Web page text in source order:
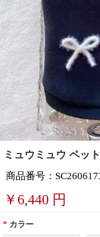
ミュウミュウ ペッ
商品番号：
￥ 6,440 円
* カラー